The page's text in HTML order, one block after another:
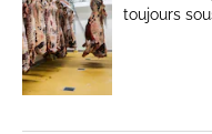
toujours